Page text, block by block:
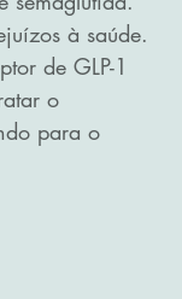
à saúde.
de GLP-1
o
para o